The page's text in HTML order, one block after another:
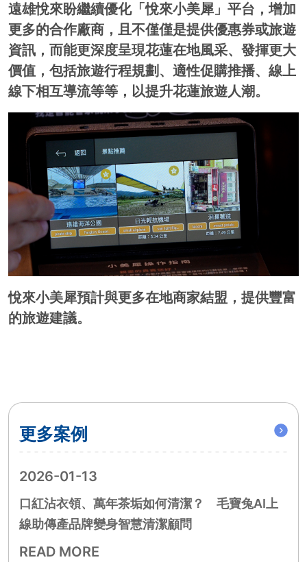
遠雄悅來盼繼續優化「悅來小美犀」平台，增加
更多的合作廠商，且不僅僅是提供優惠券或旅遊
資訊，而能更深度呈現花蓮在地風采、發揮更大
價值，包括旅遊行程規劃、適性促購推播、線上
線下相互導流等等，以提升花蓮旅遊人潮。
悅來小美犀預計與更多在地商家結盟，提供豐富
的旅遊建議。
更多案例
2026-01-13
口紅沾衣領、萬年茶垢如何清潔？ 毛寶兔AI上
線助傳產品牌變身智慧清潔顧問
READ MORE